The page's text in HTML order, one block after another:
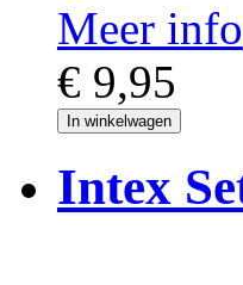
Meer info
€ 9,95
In winkelwagen
Intex